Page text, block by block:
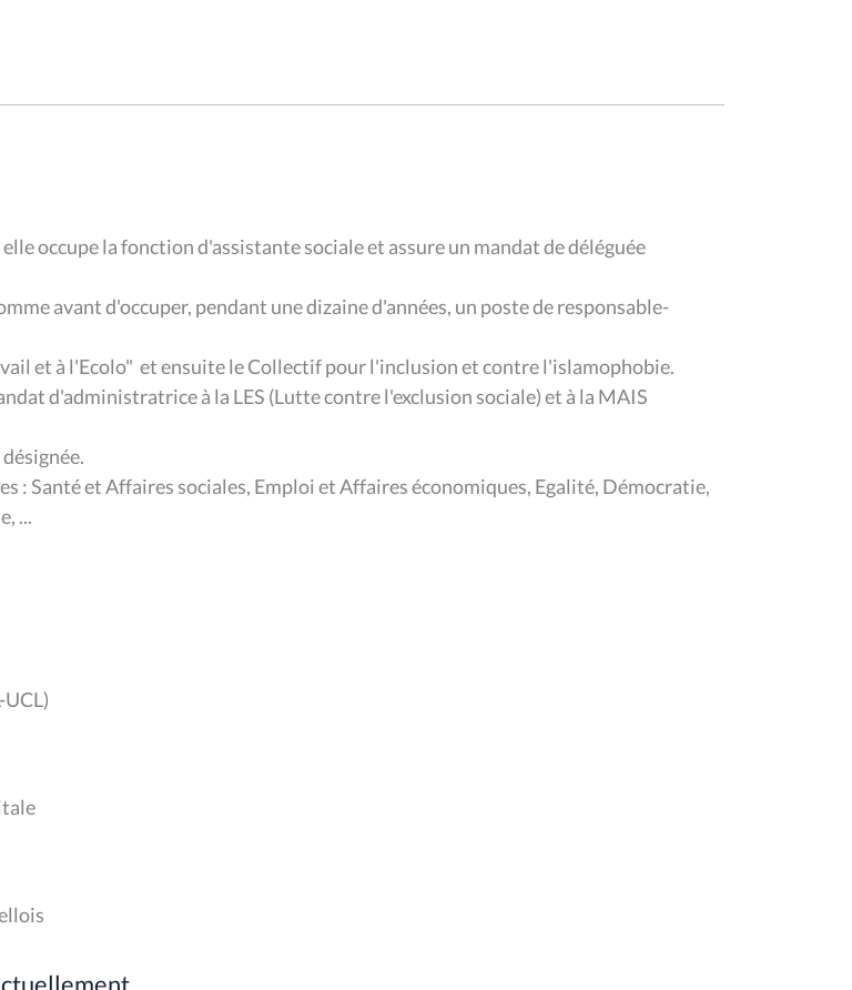
occupe la fonction d'assistante sociale et assure un mandat de déléguée
avant d'occuper, pendant une dizaine d'années, un poste de responsable-
et à l'Ecolo" et ensuite le Collectif pour l'inclusion et contre l'islamophobie.
d'administratrice à la LES (Lutte contre l'exclusion sociale) et à la MAIS
: Santé et Affaires sociales, Emploi et Affaires économiques, Egalité, Démocratie,
...